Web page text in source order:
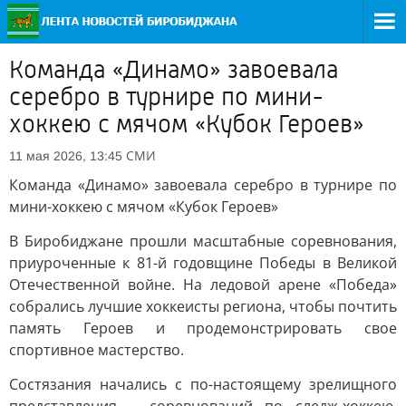
Команда «Динамо» завоевала
серебро в турнире по мини-
хоккею с мячом «Кубок Героев»
11 мая 2026, 13:45 СМИ
Команда «Динамо» завоевала серебро в турнире по
мини-хоккею с мячом «Кубок Героев»
В Биробиджане прошли масштабные соревнования,
приуроченные к 81-й годовщине Победы в Великой
Отечественной войне. На ледовой арене «Победа»
собрались лучшие хоккеисты региона, чтобы почтить
память Героев и продемонстрировать свое
спортивное мастерство.
Состязания начались с по-настоящему зрелищного